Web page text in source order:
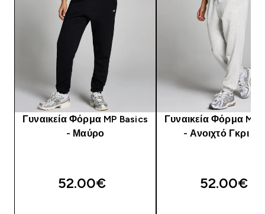
Γυναικεία Φόρμα MP Basics
- Μαύρο
52.00€‎
Γυναικεία Φόρμα MP
- Ανοιχτό Γκρι
52.00€‎